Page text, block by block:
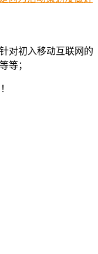
对初入移动互联网的
等；